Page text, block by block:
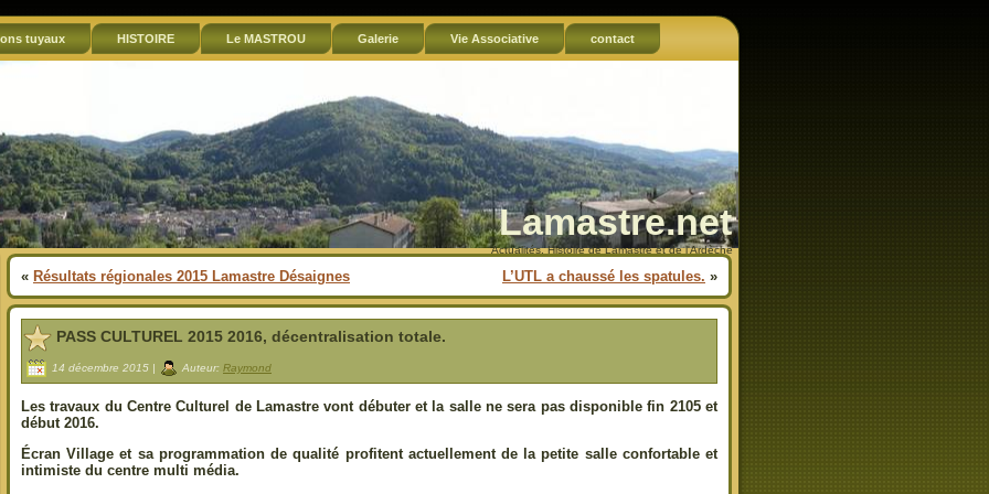
tuyaux HISTOIRE Le MASTROU Galerie Vie Associative contact
Lamastre.net
Actualités, Histoire de Lamastre et de l'Ardèche
« Résultats régionales 2015 Lamastre Désaignes L’UTL a chaussé les spatules. »
PASS CULTUREL 2015 2016, décentralisation totale.
14 décembre 2015 | Auteur: Raymond
Les travaux du Centre Culturel de Lamastre vont débuter et la salle ne sera pas disponible fin 2105 et
début 2016.
Écran Village et sa programmation de qualité profitent actuellement de la petite salle confortable et
intimiste du centre multi média.